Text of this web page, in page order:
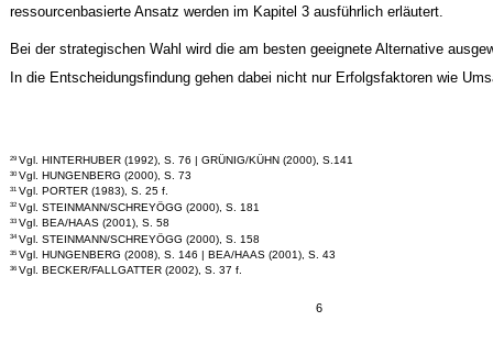
ressourcenbasierte Ansatz werden im Kapitel 3 ausführlich erläutert.
Bei der strategischen Wahl wird die am besten geeignete Alternative
In die Entscheidungsfindung gehen dabei nicht nur Erfolgsfaktoren wie
29 Vgl. HINTERHUBER (1992), S. 76 | GRÜNIG/KÜHN (2000), S.141
30 Vgl. HUNGENBERG (2000), S. 73
31 Vgl. PORTER (1983), S. 25 f.
32 Vgl. STEINMANN/SCHREYÖGG (2000), S. 181
33 Vgl. BEA/HAAS (2001), S. 58
34 Vgl. STEINMANN/SCHREYÖGG (2000), S. 158
35 Vgl. HUNGENBERG (2008), S. 146 | BEA/HAAS (2001), S. 43
36 Vgl. BECKER/FALLGATTER (2002), S. 37 f.
6